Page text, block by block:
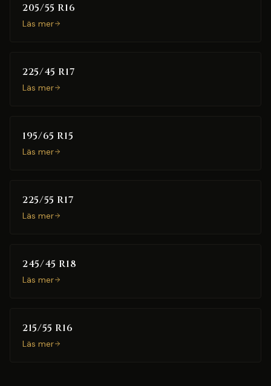
205/55 R16
Läs mer
225/45 R17
Läs mer
195/65 R15
Läs mer
225/55 R17
Läs mer
245/45 R18
Läs mer
215/55 R16
Läs mer